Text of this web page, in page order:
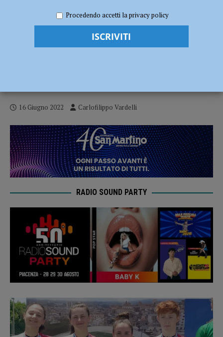
– Secondo tricolore in pista per il VO2 Team Pink: Camilla Locatelli sul
trono d’Italia Junior
Ciclismo – Secondo tricolore in pista per
16 Giugno 2022 Carlofilippo Vardelli
RADIO SOUND PARTY
Procedendo accetti la privacy policy